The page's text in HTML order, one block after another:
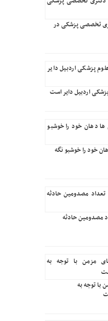
تخصصی پزشکی در
خود را خوشبو نگه
مصدومین حادثه
با توجه به